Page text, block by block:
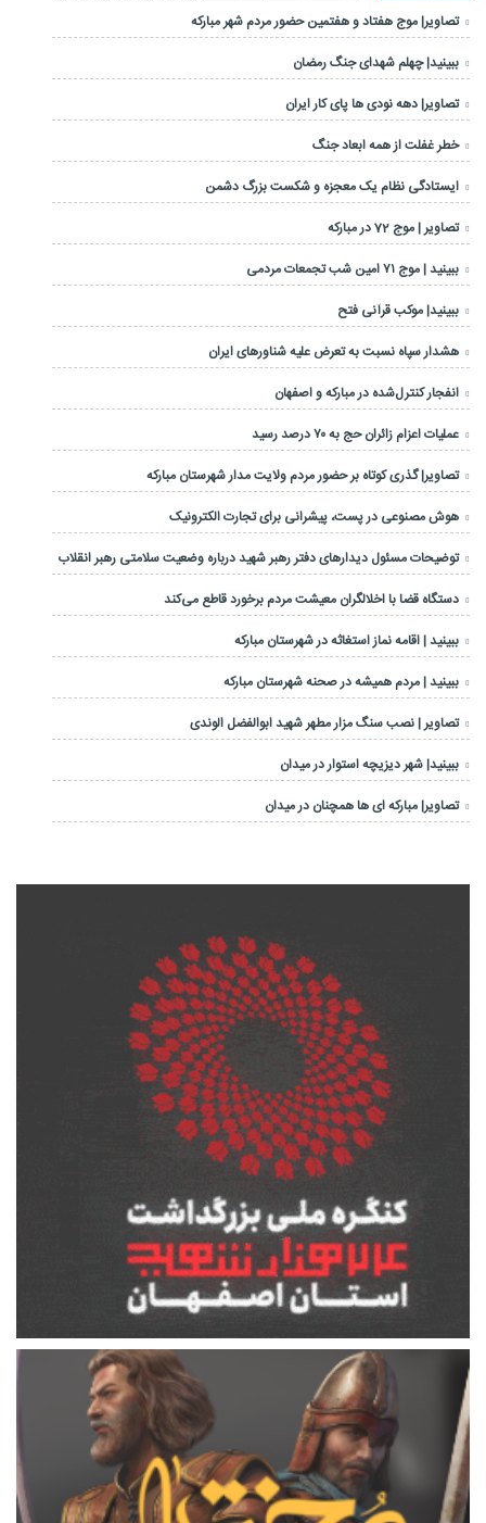
تصاویر| موج هفتاد و هفتمین حضور مردم شهر مبارکه
ببینید| چهلم شهدای جنگ رمضان
تصاویر| دهه نودی ها پای کار ایران
خطر غفلت از همه ابعاد جنگ
ایستادگی نظام یک معجزه و شکست بزرگ دشمن
تصاویر | موج 72 در مبارکه
ببینید | موج ۷۱ امین شب تجمعات مردمی
ببینید| موکب قرآنی فتح
هشدار سپاه نسبت به تعرض علیه شناورهای ایران
انفجار کنترل‌شده در مبارکه و اصفهان
عملیات اعزام زائران حج به ۷۰ درصد رسید
تصاویر| گذری کوتاه بر حضور مردم ولایت مدار شهرستان مبارکه
هوش مصنوعی در پست، پیشرانی برای تجارت الکترونیک
توضیحات مسئول دیدارهای دفتر رهبر شهید درباره وضعیت سلامتی رهبر انقلاب
دستگاه قضا با اخلالگران معیشت مردم برخورد قاطع می‌کند
ببینید | اقامه نماز استغاثه در شهرستان مبارکه
ببینید | مردم همیشه در صحنه شهرستان مبارکه
تصاویر | نصب سنگ مزار مطهر شهید ابوالفضل الوندی
ببینید| شهر دیزیچه استوار در میدان
تصاویر| مبارکه ای ها همچنان در میدان